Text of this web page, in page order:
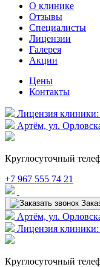
О клинике
Отзывы
Специалисты
Лицензии
Галерея
Акции
Цены
Контакты
Лицензия
Артём, ул.
Круглосуточный
+7 967 555 74 21
Артём, ул.
Лицензия
Круглосуточный